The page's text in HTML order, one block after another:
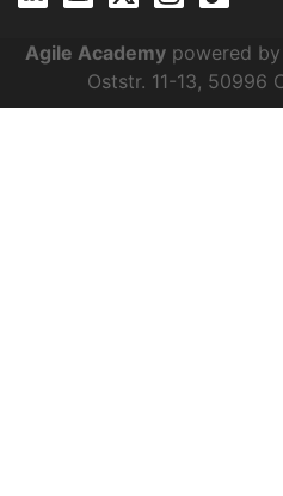
Agile Academy powered by
Oststr. 11-13, 50996